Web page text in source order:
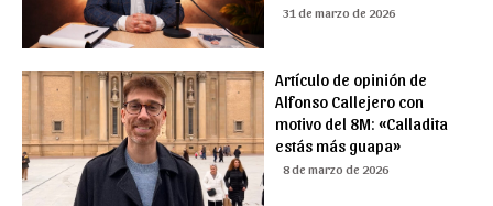
31 de marzo de 2026
Artículo de opinión de
Alfonso Callejero con
motivo del 8M: «Calladita
estás más guapa»
8 de marzo de 2026